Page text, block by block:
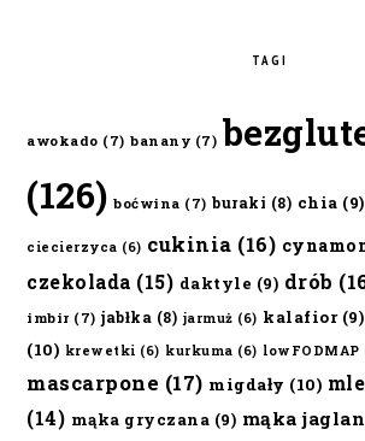
TAGI
awokado (7) banany (7)
(126) boćwina (7) buraki (8) chia (9)
ciecierzyca (6) cukinia (16)
czekolada (15) daktyle (9) drób
imbir (7) jabłka (8) jarmuż (6) kalafior(9)
(10) krewetki (6) kurkuma (6) lowFODMAP
mascarpone (17) migdały (10)
(14) mąka gryczana (9) mąka